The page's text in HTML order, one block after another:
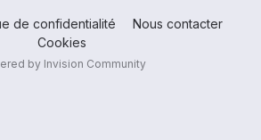
de confidentialité
Nous contacter
Cookies
by Invision Community